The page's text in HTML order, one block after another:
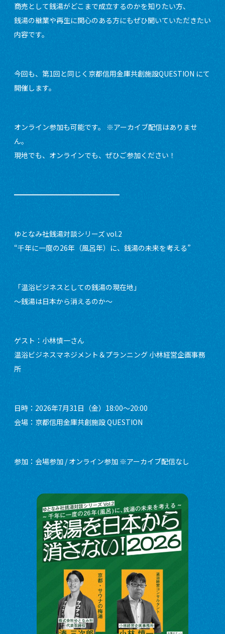
商売として銭湯がどこまで成立するのかを知りたい方、
銭湯の継業や再生に関心のある方にもぜひ聞いていただきたい
内容です。
今回も、第1回と同じく京都信用金庫共創施設QUESTION にて
開催します。
オンライン参加も可能です。 ※アーカイブ配信はありませ
ん。
現地でも、オンラインでも、ぜひご参加ください！
━━━━━━━━━━━━━━━
ゆとなみ社銭湯対談シリーズ vol.2
“千年に一度の26年（風呂年）に、銭湯の未来を考える”
「温浴ビジネスとしての銭湯の現在地」
〜銭湯は日本から消えるのか〜
ゲスト：小林慎一さん
温浴ビジネスマネジメント＆プランニング 小林経営企画事務
所
日時：2026年7月31日（金）18:00〜20:00
会場：京都信用金庫共創施設 QUESTION
参加：会場参加 / オンライン参加 ※アーカイブ配信なし